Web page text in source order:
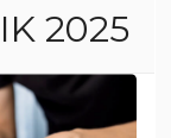
2025